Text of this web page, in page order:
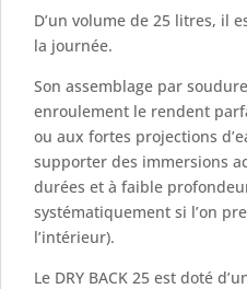
D’un volume de 25 litres, il
la journée.
Son assemblage par
enroulement le rendent
ou aux fortes projections
supporter des immersions
durées et à faible
systématiquement si l’on
l’intérieur).
Le DRY BACK 25 est doté